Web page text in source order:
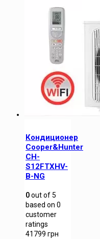
Кондиционер
Cooper&Hunter
CH-
S12FTXHV-
B-NG
0out of5
based on 0
customer
ratings
41799 грн